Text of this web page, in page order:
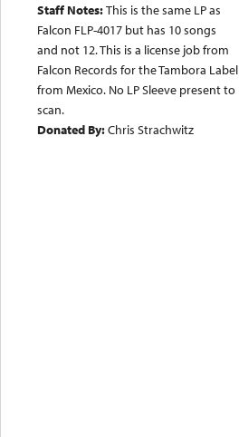
Staff Notes:This is the same LP as
Falcon FLP-4017 but has 10 songs
and not 12. This is a license job from
Falcon Records for the Tambora Label
from Mexico. No LP Sleeve present to
scan.
Donated By:Chris Strachwitz